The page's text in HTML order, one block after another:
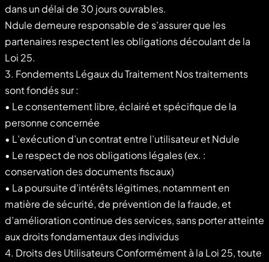
dans un délai de 30 jours ouvrables.
Ndule demeure responsable de s’assurer que les
partenaires respectent les obligations découlant de la
Loi 25.
3. Fondements Légaux du Traitement Nos traitements
sont fondés sur :
• Le consentement libre, éclairé et spécifique de la
personne concernée
• L’exécution d’un contrat entre l’utilisateur et Ndule
• Le respect de nos obligations légales (ex. :
conservation des documents fiscaux)
• La poursuite d’intérêts légitimes, notamment en
matière de sécurité, de prévention de la fraude, et
d’amélioration continue des services, sans porter atteinte
aux droits fondamentaux des individus
4. Droits des Utilisateurs Conformément à la Loi 25, toute